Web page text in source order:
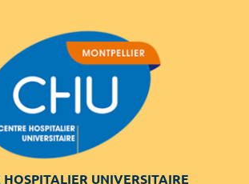
HOSPITALIER UNIVERSITAIRE